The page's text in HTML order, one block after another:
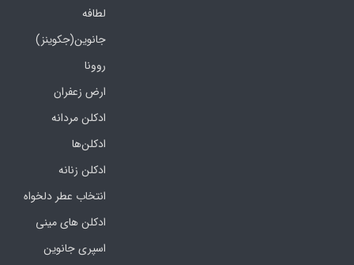
لطافه
جانوین(جکوینز)
روونا
ارض زعفران
ادکلن مردانه
ادکلن‌ها
ادکلن زنانه
انتخاب عطر دلخواه
ادکلن های مینی
اسپری جانوین